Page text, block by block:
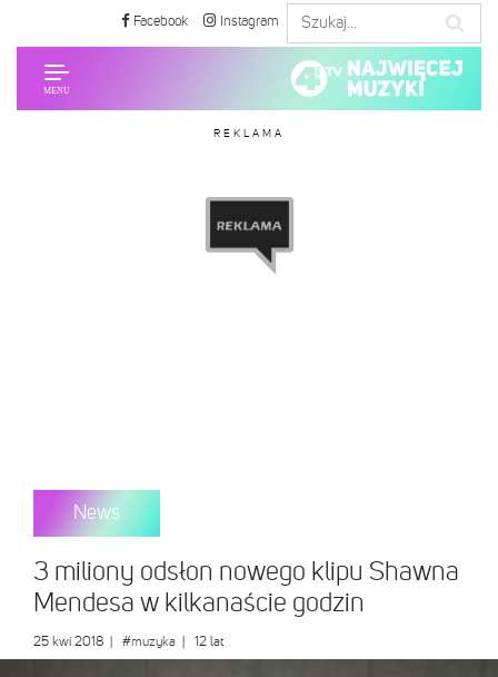
Facebook Instagram
REKLAMA
News
3 miliony odsłon nowego klipu Shawna
Mendesa w kilkanaście godzin
25 kwi 2018 #muzyka | 12 lat